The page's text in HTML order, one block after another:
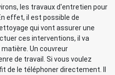
les travaux d'entretien pour
effet, il est possible de
qui vont assurer une
ces interventions, il va
Un couvreur
de travail. Si vous voulez
de le téléphoner directement. Il